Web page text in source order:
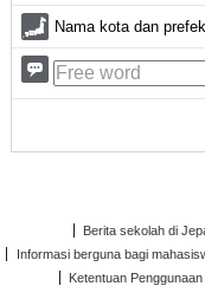
Nama kota dan
Berita sekolah di
Informasi berguna bagi
Ketentuan Penggunaan